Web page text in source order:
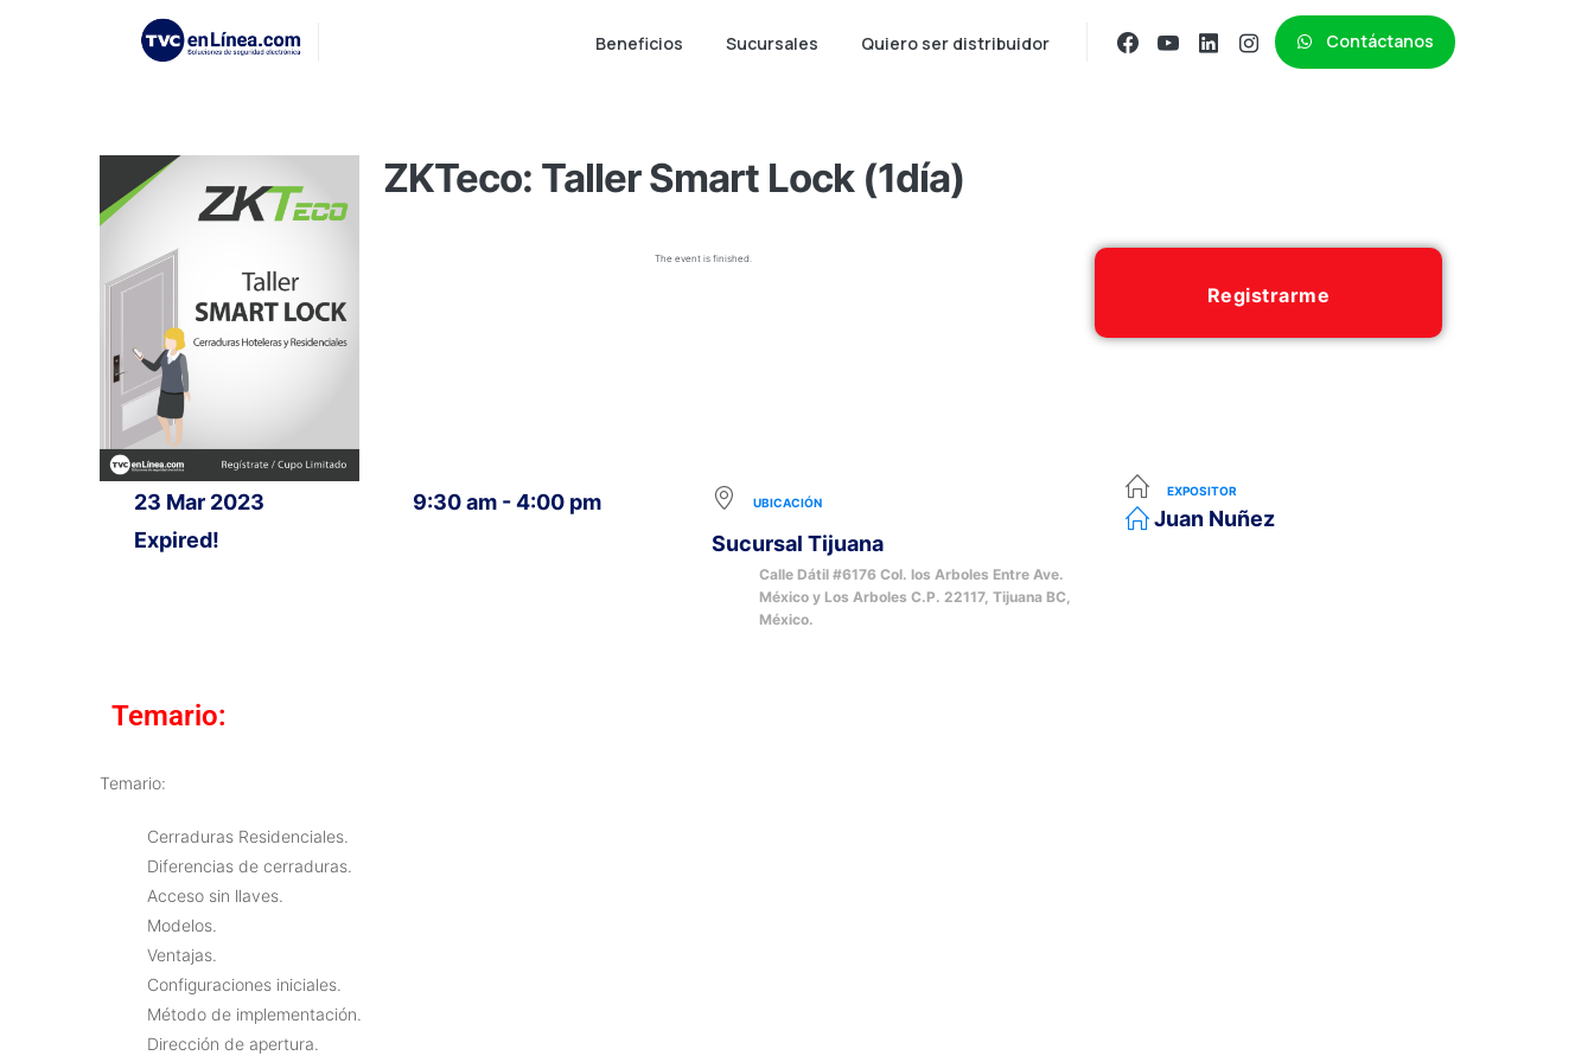
Beneficios Sucursales Quiero ser distribuidor Contáctanos
ZKTeco: Taller Smart Lock (1día)
The event is finished.
Registrarme
23 Mar 2023
Expired!
9:30 am - 4:00 pm UBICACIÓN
Sucursal Tijuana
Calle Dátil #6176 Col. los Arboles Entre Ave.
México y Los Arboles C.P. 22117, Tijuana BC,
México.
EXPOSITOR
Juan Nuñez
Temario:
Temario:
Cerraduras Residenciales.
Diferencias de cerraduras.
Acceso sin llaves.
Modelos.
Ventajas.
Configuraciones iniciales.
Método de implementación.
Dirección de apertura.